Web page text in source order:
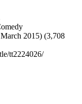
2015) (3,708
tt2224026/